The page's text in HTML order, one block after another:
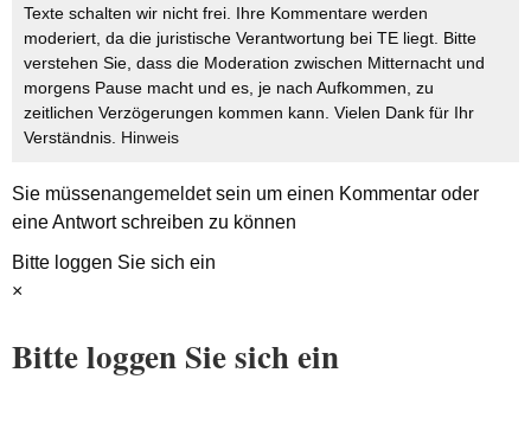
Texte schalten wir nicht frei. Ihre Kommentare werden
moderiert, da die juristische Verantwortung bei TE liegt. Bitte
verstehen Sie, dass die Moderation zwischen Mitternacht und
morgens Pause macht und es, je nach Aufkommen, zu
zeitlichen Verzögerungen kommen kann. Vielen Dank für Ihr
Verständnis. Hinweis
Sie müssenangemeldetsein um einen Kommentar oder
eine Antwort schreiben zu können
Bitte loggen Sie sich ein
×
Bitte loggen Sie sich ein